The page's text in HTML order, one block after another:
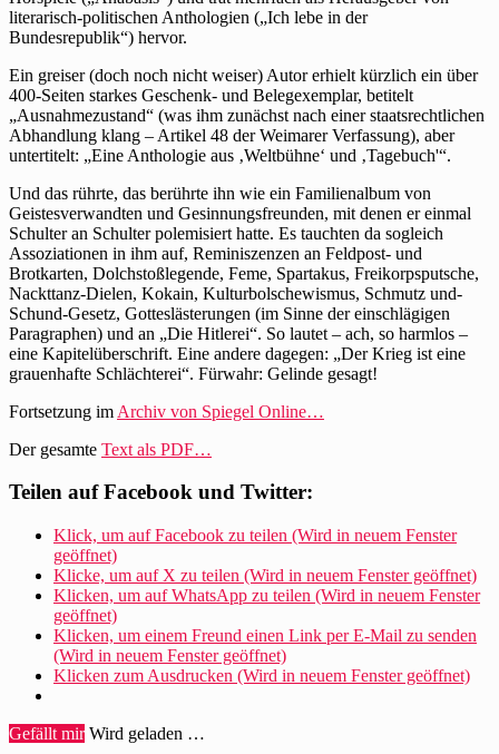
literarisch-politischen Anthologien („Ich lebe in der
Bundesrepublik“) hervor.
Ein greiser (doch noch nicht weiser) Autor erhielt kürzlich ein über
400-Seiten starkes Geschenk- und Belegexemplar, betitelt
„Ausnahmezustand“ (was ihm zunächst nach einer staatsrechtlichen
Abhandlung klang – Artikel 48 der Weimarer Verfassung), aber
untertitelt: „Eine Anthologie aus ‚Weltbühne‘ und ‚Tagebuch'“.
Und das rührte, das berührte ihn wie ein Familienalbum von
Geistesverwandten und Gesinnungsfreunden, mit denen er einmal
Schulter an Schulter polemisiert hatte. Es tauchten da sogleich
Assoziationen in ihm auf, Reminiszenzen an Feldpost- und
Brotkarten, Dolchstoßlegende, Feme, Spartakus, Freikorpsputsche,
Nackttanz-Dielen, Kokain, Kulturbolschewismus, Schmutz und-
Schund-Gesetz, Gotteslästerungen (im Sinne der einschlägigen
Paragraphen) und an „Die Hitlerei“. So lautet – ach, so harmlos –
eine Kapitelüberschrift. Eine andere dagegen: „Der Krieg ist eine
grauenhafte Schlächterei“. Fürwahr: Gelinde gesagt!
Fortsetzung im Archiv von Spiegel Online…
Der gesamte Text als PDF…
Teilen auf Facebook und Twitter:
Klick, um auf Facebook zu teilen (Wird in neuem Fenster
geöffnet)
Klicke, um auf X zu teilen (Wird in neuem Fenster geöffnet)
Klicken, um auf WhatsApp zu teilen (Wird in neuem Fenster
geöffnet)
Klicken, um einem Freund einen Link per E-Mail zu senden
(Wird in neuem Fenster geöffnet)
Klicken zum Ausdrucken (Wird in neuem Fenster geöffnet)
Gefällt mir Wird geladen …